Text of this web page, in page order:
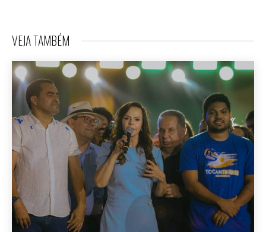
VEJA TAMBÉM